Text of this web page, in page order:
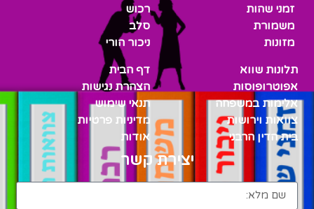
זמני שהות
משמורת
מזונות
רכוש
סלב
ניכור הורי
תלונות שווא
אפוטרופוסות
אלימות במשפחה
צוואות וירושות
בית הדין הרבני
דף הבית
הצהרת נגישות
תנאי שימוש
מדיניות פרטיות
אודות
יצירת קשר